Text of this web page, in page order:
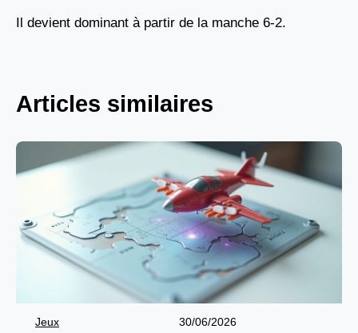
Il devient dominant à partir de la manche 6-2.
Articles similaires
Jeux 30/06/2026